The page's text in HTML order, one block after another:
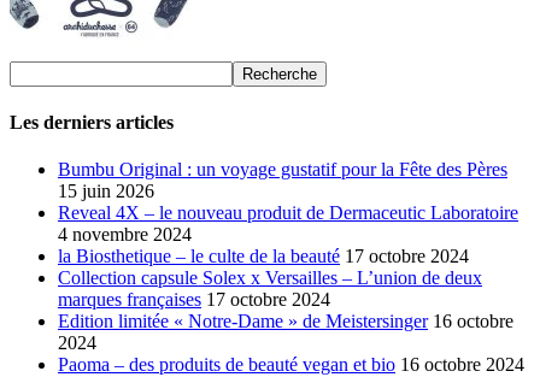
Les derniers articles
Bumbu Original : un voyage gustatif pour la Fête des Pères
15 juin 2026
Reveal 4X – le nouveau produit de Dermaceutic Laboratoire
4 novembre 2024
la Biosthetique – le culte de la beauté 17 octobre 2024
Collection capsule Solex x Versailles – L’union de deux
marques françaises 17 octobre 2024
Edition limitée « Notre-Dame » de Meistersinger 16 octobre
2024
Paoma – des produits de beauté vegan et bio 16 octobre 2024